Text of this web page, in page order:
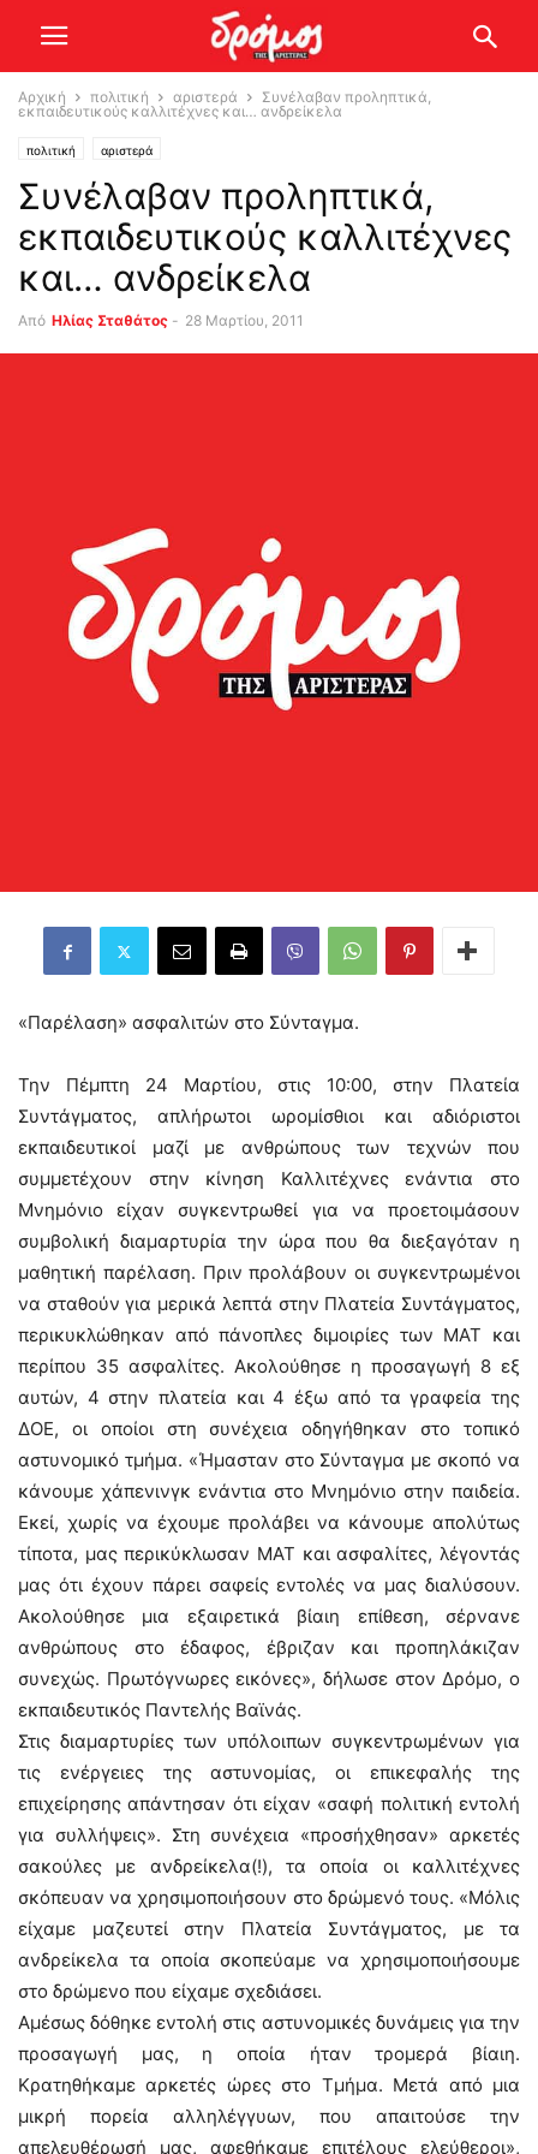
Αρχική πολιτική αριστερά
Συνέλαβαν προληπτικά,
εκπαιδευτικούς καλλιτέχνες και… ανδρείκελα
πολιτική αριστερά
Συνέλαβαν προληπτικά,
εκπαιδευτικούς καλλιτέχνες
και… ανδρείκελα
Από Ηλίας Σταθάτος - 28 Μαρτίου, 2011
«Παρέλαση» ασφαλιτών στο Σύνταγμα.
Την Πέμπτη 24 Μαρτίου, στις 10:00, στην Πλατεία
Συντάγματος, απλήρωτοι ωρομίσθιοι και αδιόριστοι
εκπαιδευτικοί μαζί με ανθρώπους των τεχνών που
συμμετέχουν στην κίνηση Καλλιτέχνες ενάντια στο
Μνημόνιο είχαν συγκεντρωθεί για να προετοιμάσουν
συμβολική διαμαρτυρία την ώρα που θα διεξαγόταν η
μαθητική παρέλαση. Πριν προλάβουν οι συγκεντρωμένοι
να σταθούν για μερικά λεπτά στην Πλατεία Συντάγματος,
περικυκλώθηκαν από πάνοπλες διμοιρίες των ΜΑΤ και
περίπου 35 ασφαλίτες. Ακολούθησε η προσαγωγή 8 εξ
αυτών, 4 στην πλατεία και 4 έξω από τα γραφεία της
ΔΟΕ, οι οποίοι στη συνέχεια οδηγήθηκαν στο τοπικό
αστυνομικό τμήμα. «Ήμασταν στο Σύνταγμα με σκοπό να
κάνουμε χάπενινγκ ενάντια στο Μνημόνιο στην παιδεία.
Εκεί, χωρίς να έχουμε προλάβει να κάνουμε απολύτως
τίποτα, μας περικύκλωσαν ΜΑΤ και ασφαλίτες, λέγοντάς
μας ότι έχουν πάρει σαφείς εντολές να μας διαλύσουν.
Ακολούθησε μια εξαιρετικά βίαιη επίθεση, σέρνανε
ανθρώπους στο έδαφος, έβριζαν και προπηλάκιζαν
συνεχώς. Πρωτόγνωρες εικόνες», δήλωσε στον Δρόμο, ο
εκπαιδευτικός Παντελής Βαϊνάς.
Στις διαμαρτυρίες των υπόλοιπων συγκεντρωμένων για
τις ενέργειες της αστυνομίας, οι επικεφαλής της
επιχείρησης απάντησαν ότι είχαν «σαφή πολιτική εντολή
για συλλήψεις». Στη συνέχεια «προσήχθησαν» αρκετές
σακούλες με ανδρείκελα(!), τα οποία οι καλλιτέχνες
σκόπευαν να χρησιμοποιήσουν στο δρώμενό τους. «Μόλις
είχαμε μαζευτεί στην Πλατεία Συντάγματος, με τα
ανδρείκελα τα οποία σκοπεύαμε να χρησιμοποιήσουμε
στο δρώμενο που είχαμε σχεδιάσει.
Αμέσως δόθηκε εντολή στις αστυνομικές δυνάμεις για την
προσαγωγή μας, η οποία ήταν τρομερά βίαιη.
Κρατηθήκαμε αρκετές ώρες στο Τμήμα. Μετά από μια
μικρή πορεία αλληλέγγυων, που απαιτούσε την
απελευθέρωσή μας, αφεθήκαμε επιτέλους ελεύθεροι»,